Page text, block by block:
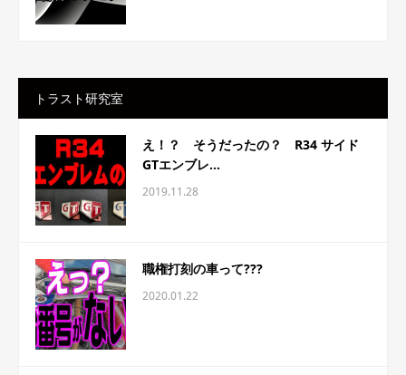
トラスト研究室
え！？ そうだったの？ R34 サイド
GTエンブレ...
2019.11.28
職権打刻の車って???
2020.01.22